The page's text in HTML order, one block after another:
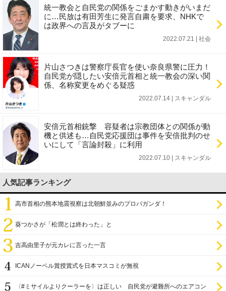
統一教会と自民党の関係をごまかす動きがいまだ
に…民放は有田芳生に発言自粛を要求、NHKで
は政界への言及がタブーに
2022.07.21 | 社会
片山さつきは警察庁長官を使い奈良県警に圧力！
自民党が隠したい安倍元首相と統一教会の深い関
係、名称変更をめぐる疑惑
2022.07.14 | スキャンダル
安倍元首相銃撃 容疑者は宗教団体との関係が動
機と供述も…自民党応援団は事件を安倍批判のせ
いにして「言論封殺」に利用
2022.07.10 | スキャンダル
人気記事ランキング
高市首相の熊本地震視察は北朝鮮並みのプロパガンダ！
葵つかさが「松潤とは終わった」と
吉高由里子が元カレに言った一言
ICANノーベル賞授賞式を日本マスコミが無視
〈#ミサイルよりクーラーを〉は正しい 自民党が避難所へのエアコン